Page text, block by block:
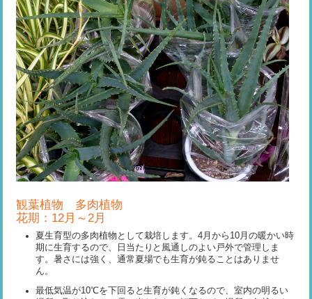
観葉植物 多肉植物
花期：12月～2月
夏生育型の多肉植物として栽培します。4月から10月の暖かい時
期に生育するので、日当たりと風通しのよい戸外で管理しま
す。暑さには強く、通常夏場でも生育が鈍ることはありませ
ん。
最低気温が10℃を下回ると生育が鈍くなるので、室内の明るい